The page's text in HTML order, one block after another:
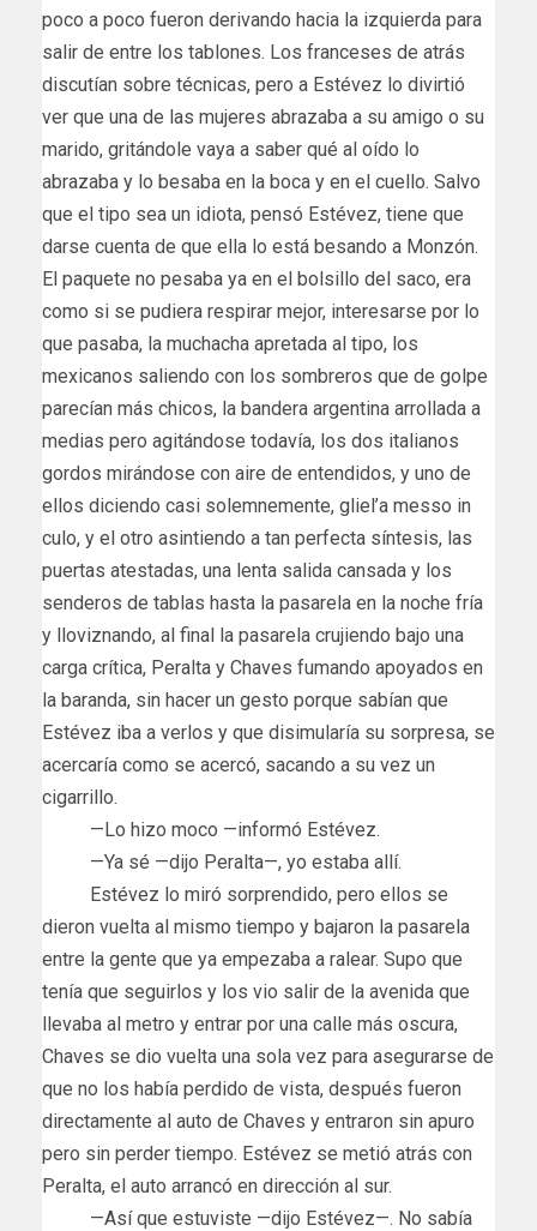
poco a poco fueron derivando hacia la izquierda para
salir de entre los tablones. Los franceses de atrás
discutían sobre técnicas, pero a Estévez lo divirtió
ver que una de las mujeres abrazaba a su amigo o su
marido, gritándole vaya a saber qué al oído lo
abrazaba y lo besaba en la boca y en el cuello. Salvo
que el tipo sea un idiota, pensó Estévez, tiene que
darse cuenta de que ella lo está besando a Monzón.
El paquete no pesaba ya en el bolsillo del saco, era
como si se pudiera respirar mejor, interesarse por lo
que pasaba, la muchacha apretada al tipo, los
mexicanos saliendo con los sombreros que de golpe
parecían más chicos, la bandera argentina arrollada a
medias pero agitándose todavía, los dos italianos
gordos mirándose con aire de entendidos, y uno de
ellos diciendo casi solemnemente, gliel’a messo in
culo, y el otro asintiendo a tan perfecta síntesis, las
puertas atestadas, una lenta salida cansada y los
senderos de tablas hasta la pasarela en la noche fría
y lloviznando, al final la pasarela crujiendo bajo una
carga crítica, Peralta y Chaves fumando apoyados en
la baranda, sin hacer un gesto porque sabían que
Estévez iba a verlos y que disimularía su sorpresa, se
acercaría como se acercó, sacando a su vez un
cigarrillo.
—Lo hizo moco —informó Estévez.
—Ya sé —dijo Peralta—, yo estaba allí.
Estévez lo miró sorprendido, pero ellos se
dieron vuelta al mismo tiempo y bajaron la pasarela
entre la gente que ya empezaba a ralear. Supo que
tenía que seguirlos y los vio salir de la avenida que
llevaba al metro y entrar por una calle más oscura,
Chaves se dio vuelta una sola vez para asegurarse de
que no los había perdido de vista, después fueron
directamente al auto de Chaves y entraron sin apuro
pero sin perder tiempo. Estévez se metió atrás con
Peralta, el auto arrancó en dirección al sur.
—Así que estuviste —dijo Estévez—. No sabía